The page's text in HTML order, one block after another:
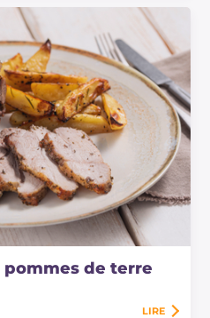
pommes de terre
LIRE